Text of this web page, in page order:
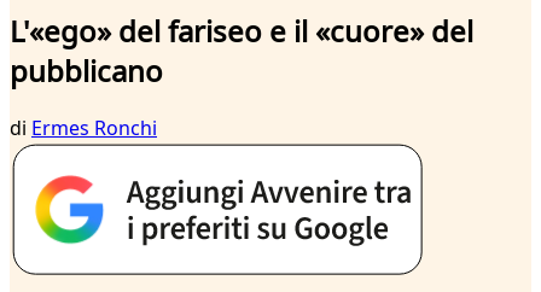
L'«ego» del fariseo e il «cuore» del
pubblicano
di Ermes Ronchi